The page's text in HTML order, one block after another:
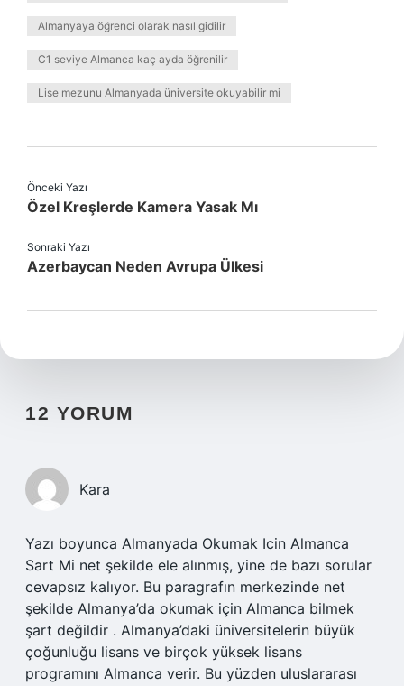
Almanyaya öğrenci olarak nasıl gidilir
C1 seviye Almanca kaç ayda öğrenilir
Lise mezunu Almanyada üniversite okuyabilir mi
Önceki Yazı
Özel Kreşlerde Kamera Yasak Mı
Sonraki Yazı
Azerbaycan Neden Avrupa Ülkesi
12 YORUM
Kara
Yazı boyunca Almanyada Okumak Icin Almanca
Sart Mi net şekilde ele alınmış, yine de bazı sorular
cevapsız kalıyor. Bu paragrafın merkezinde net
şekilde Almanya’da okumak için Almanca bilmek
şart değildir . Almanya’daki üniversitelerin büyük
çoğunluğu lisans ve birçok yüksek lisans
programını Almanca verir. Bu yüzden uluslararası